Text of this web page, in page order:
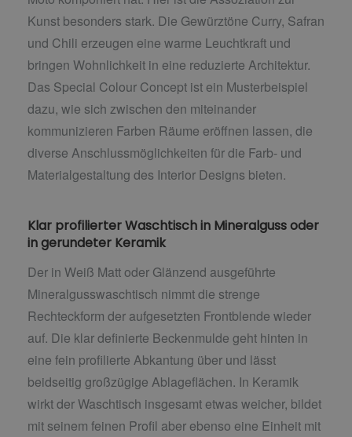
Kunst besonders stark. Die Gewürztöne Curry, Safran
und Chili erzeugen eine warme Leuchtkraft und
bringen Wohnlichkeit in eine reduzierte Architektur.
Das Special Colour Concept ist ein Musterbeispiel
dazu, wie sich zwischen den miteinander
kommunizieren Farben Räume eröffnen lassen, die
diverse Anschlussmöglichkeiten für die Farb- und
Materialgestaltung des Interior Designs bieten.
Klar profilierter Waschtisch in Mineralguss oder
in gerundeter Keramik
Der in Weiß Matt oder Glänzend ausgeführte
Mineralgusswaschtisch nimmt die strenge
Rechteckform der aufgesetzten Frontblende wieder
auf. Die klar definierte Beckenmulde geht hinten in
eine fein profilierte Abkantung über und lässt
beidseitig großzügige Ablageflächen. In Keramik
wirkt der Waschtisch insgesamt etwas weicher, bildet
mit seinem feinen Profil aber ebenso eine Einheit mit